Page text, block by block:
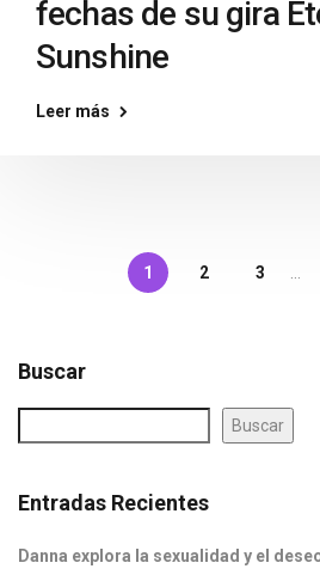
fechas de su gira
Sunshine
Leer más
1 2 3
Buscar
Buscar
Entradas Recientes
Danna explora la sexualidad y el